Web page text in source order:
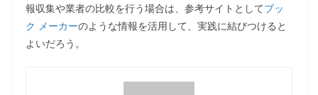
報収集や業者の比較を行う場合は、参考サイトとしてブッ
ク メーカーのような情報を活用して、実践に結びつけると
よいだろう。